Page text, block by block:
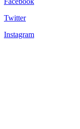
Twitter
Instagram